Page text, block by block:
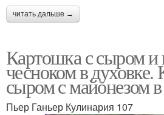
читать дальше →
Картошка с сыром и
чесноком в
сыром с майонезом
Пьер Ганьер Кулинария 107